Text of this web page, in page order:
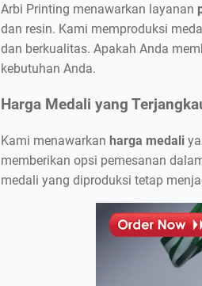
Arbi Printing menawarkan layanan
dan resin. Kami memproduksi
dan berkualitas. Apakah Anda
kebutuhan Anda.
Harga Medali yang
Kami menawarkan harga medali
memberikan opsi pemesanan
medali yang diproduksi tetap